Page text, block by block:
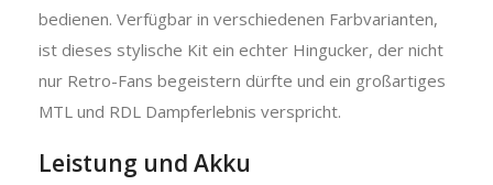
bedienen. Verfügbar in verschiedenen Farbvarianten,
ist dieses stylische Kit ein echter Hingucker, der nicht
nur Retro-Fans begeistern dürfte und ein großartiges
MTL und RDL Dampferlebnis verspricht.
Leistung und Akku